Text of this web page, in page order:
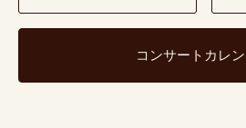
コンサートカレ